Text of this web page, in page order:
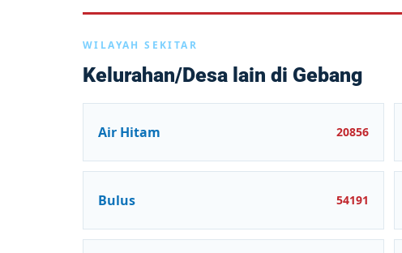
WILAYAH SEKITAR
Kelurahan/Desa lain di Gebang
Air Hitam 20856
Bulus 54191